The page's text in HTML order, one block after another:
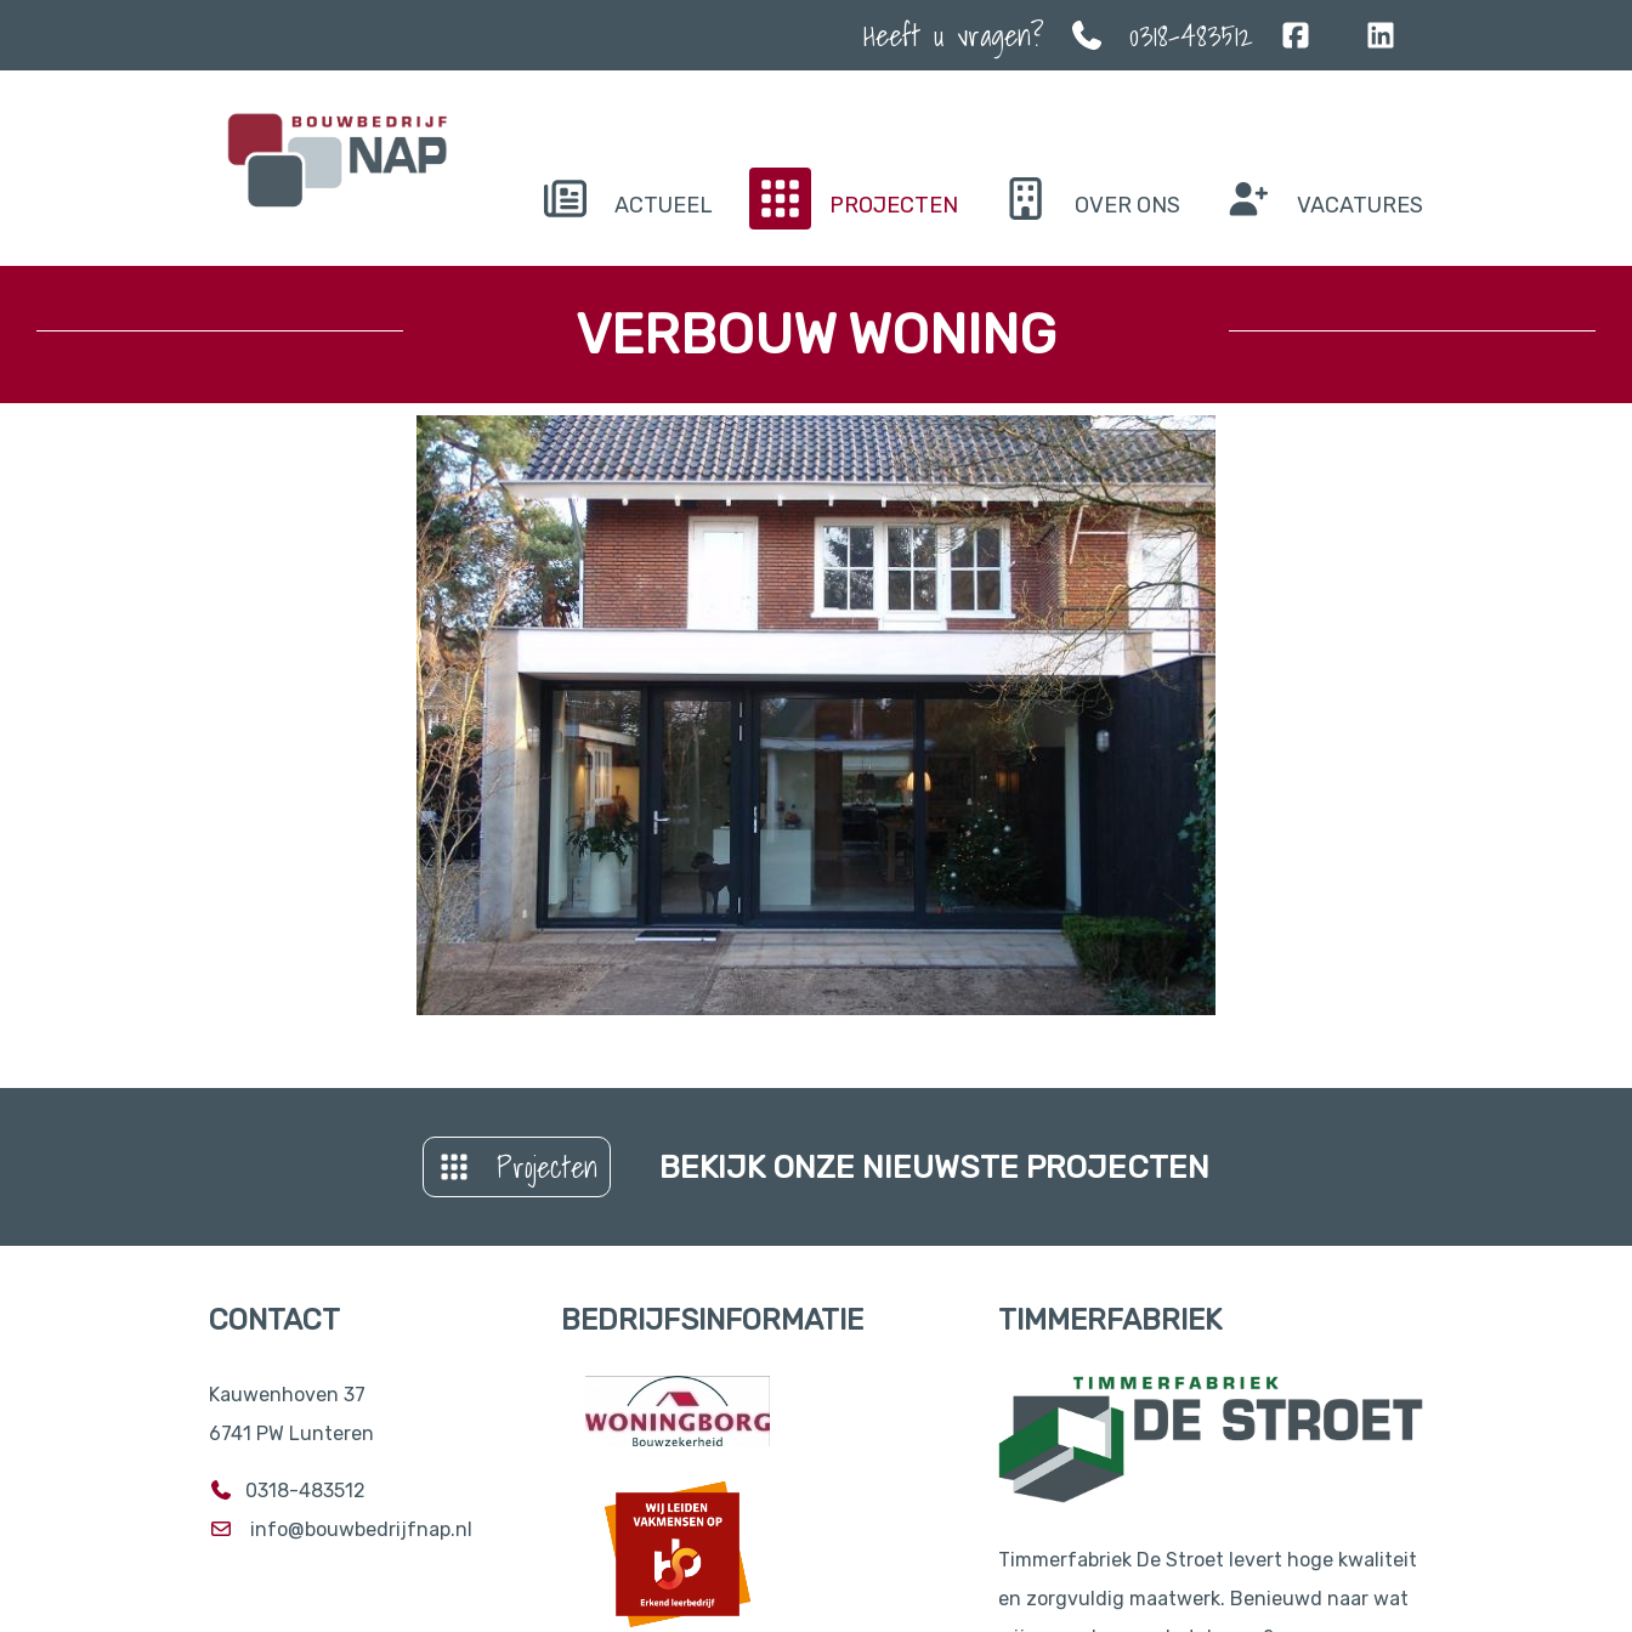
Heeft u vragen? 0318-483512
ACTUEEL PROJECTEN OVER ONS VACATURES
VERBOUW WONING
Projecten BEKIJK ONZE NIEUWSTE PROJECTEN
CONTACT
Kauwenhoven 37
6741 PW Lunteren
0318-483512
info@bouwbedrijfnap.nl
BEDRIJFSINFORMATIE TIMMERFABRIEK
Timmerfabriek De Stroet levert hoge kwaliteit
en zorgvuldig maatwerk. Benieuwd naar wat